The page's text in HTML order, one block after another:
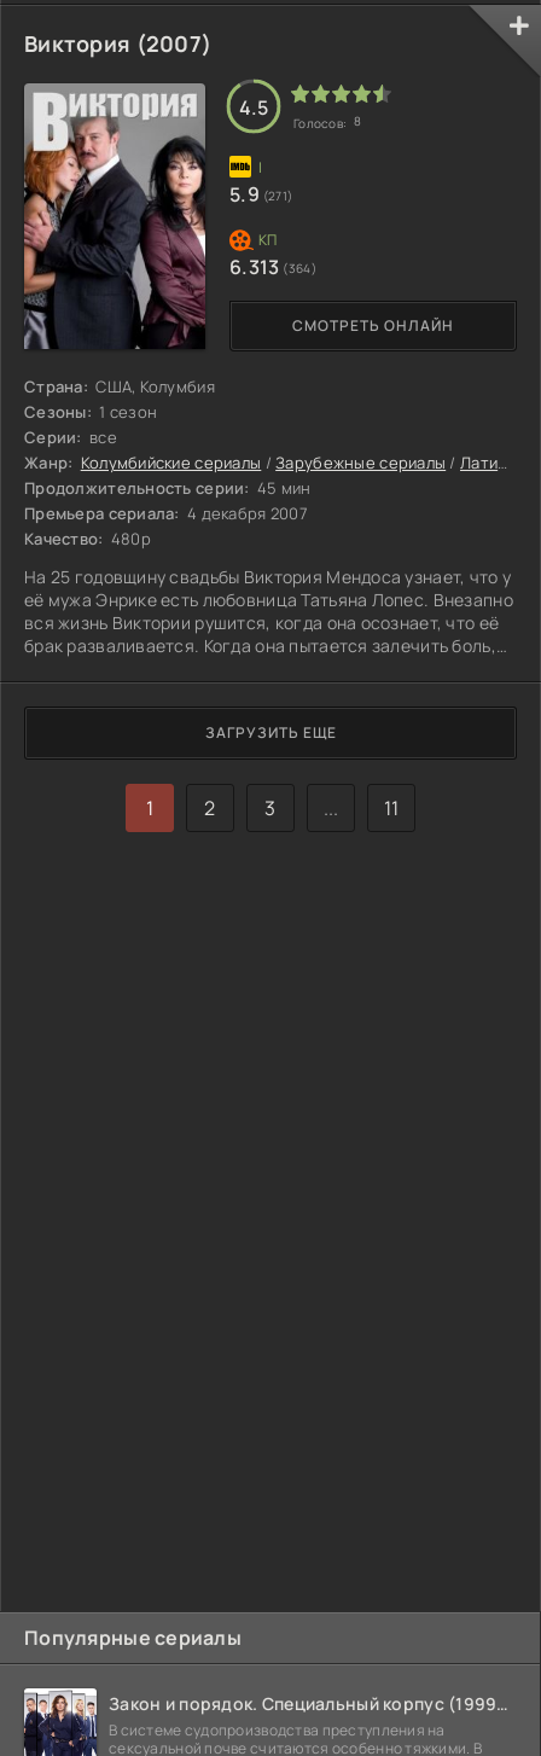
Популярные сериалы
Закон и порядок. Специальный корпус (1999-2026)
В системе судопроизводства преступления на
сексуальной почве считаются особенно тяжкими. В
далеким от морали сердцеедом. История начинается с
дуэли, на которую вызвал Уго оскорбленный брат
девушки, за которой ухаживал любвеобильный
кабальеро…
Виктория (2007)
Страна: США, Колумбия
Сезоны: 1 сезон
Серии: все
Жанр: Колумбийские сериалы /Зарубежные сериалы /Латиноамериканские сериалы
Продолжительность серии: 45 мин
Премьера сериала: 4 декабря 2007
Качество: 480p
На 25 годовщину свадьбы Виктория Мендоса узнает, что у
её мужа Энрике есть любовница Татьяна Лопес. Внезапно
вся жизнь Виктории рушится, когда она осознает, что её
брак разваливается. Когда она пытается залечить боль,
Виктория влюбляется в молодого человека, который дает
ей шанс обрести настоящую любовь и страсть, которых не
СМОТРЕТЬ ОНЛАЙН
4.5
Голосов: 8
5.9 (271)
6.313 (364)
ЗАГРУЗИТЬ ЕЩЕ
1 2 3 ... 11